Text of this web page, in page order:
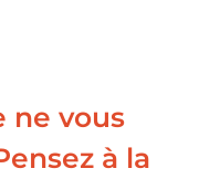
ne vous
à la